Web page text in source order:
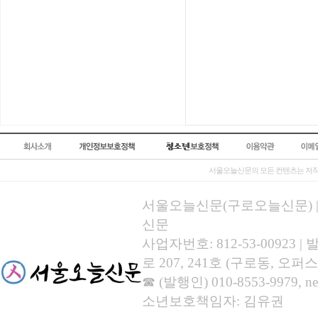
서울오늘신문의 모든 컨텐츠는 저
서울오늘신문(구로오늘신문)
신문
사업자번호: 812-53-00923 |
로 207, 241호 (구로동, 오퍼
☎ (발행인) 010-8553-9979,
소년보호책임자: 김유권